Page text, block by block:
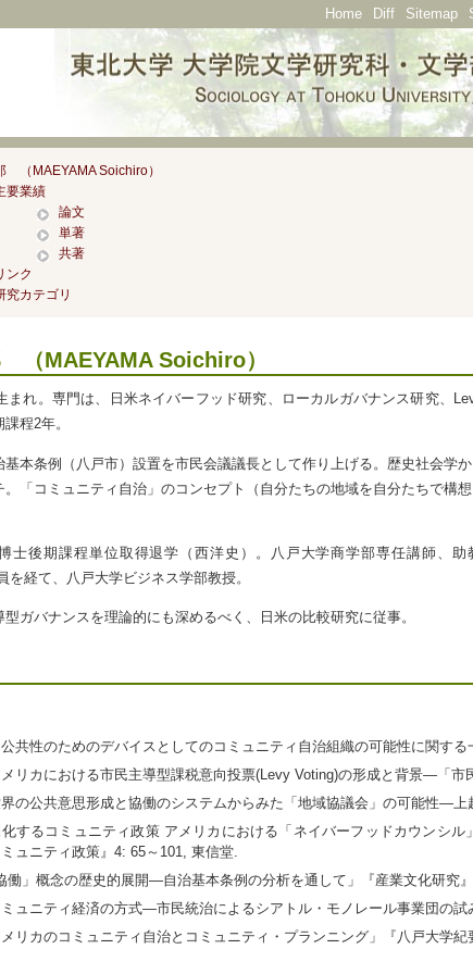
Home Diff Sitemap
（MAEYAMA Soichiro）
要業績
論文
単著
共著
ンク
究カテゴリ
（MAEYAMA Soichiro）
まれ。専門は、日米ネイバーフッド研究、ローカルガバナンス研究、
程2年。
本条例（八戸市）設置を市民会議議長として作り上げる。歴史社会学
。「コミュニティ自治」のコンセプト（自分たちの地域を自分たちで構
士後期課程単位取得退学（西洋史）。八戸大学商学部専任講師、助
を経て、八戸大学ビジネス学部教授。
ガバナンスを理論的にも深めるべく、日米の比較研究に従事。
共性のためのデバイスとしてのコミュニティ自治組織の可能性に関す
リカにおける市民主導型課税意向投票(Levy Voting)の形成と背景―「
の公共意思形成と協働のシステムからみた「地域協議会」の可能性―
するコミュニティ政策 アメリカにおける「ネイバーフッドカウンシ
ュニティ政策』4: 65～101, 東信堂.
働」概念の歴史的展開―自治基本条例の分析を通して」『産業文化研究
ュニティ経済の方式―市民統治によるシアトル・モノレール事業団の試
リカのコミュニティ自治とコミュニティ・プランニング」『八戸大学紀